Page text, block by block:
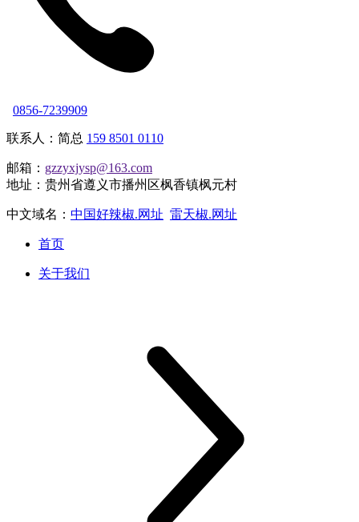
0856-7239909
联系人：简总 159 8501 0110
邮箱： gzzyxjysp@163.com
地址：贵州省遵义市播州区枫香镇枫元村
中文域名： 中国好辣椒.网址 雷天椒.网址
首页
关于我们